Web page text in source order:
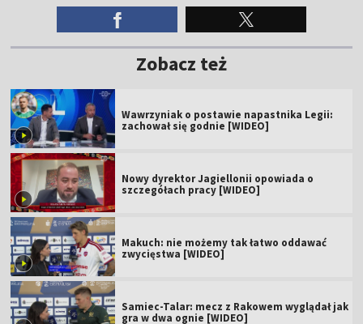
Zobacz też
Wawrzyniak o postawie napastnika Legii:
zachował się godnie [WIDEO]
Nowy dyrektor Jagiellonii opowiada o
szczegółach pracy [WIDEO]
Makuch: nie możemy tak łatwo oddawać
zwycięstwa [WIDEO]
Samiec-Talar: mecz z Rakowem wyglądał jak
gra w dwa ognie [WIDEO]